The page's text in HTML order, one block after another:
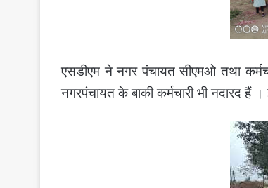
एसडीएम ने नगर पंचायत सीएमओ तथा
नगरपंचायत के बाकी कर्मचारी भी नदारद हैं